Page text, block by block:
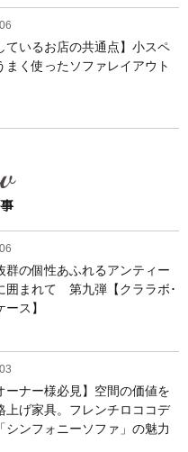
ているお店の共通点】小スペ
まく使ったソファレイアウト
群の個性あふれるアンティー
囲まれて 第九弾【クララボ･
ス】
ーナー様必見】空間の価値を
上げ家具。フレンチロココデ
シンフォニーソファ」の魅力